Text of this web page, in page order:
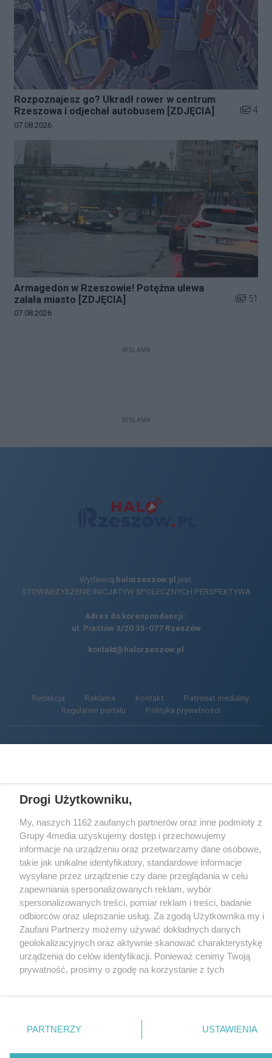
Rozpoznajesz go? Ukradł rower w centrum
Rzeszowa i odjechał autobusem [ZDJĘCIA]
Liczba
4
Data dodania galerii:
07.08.2026
Armagedon w Rzeszowie! Potężna ulewa
zalała miasto [ZDJĘCIA]
Liczba
51
Data dodania galerii:
07.08.2026
REKLAMA
REKLAMA
Wydawcą halorzeszow.pl jest:
STOWARZYSZENIE INICJATYW SPOŁECZNYCH PERSPEKTYWA
Adres do korespondencji:
ul. Piastów 3/20 35-077 Rzeszów
kontakt@halorzeszow.pl
Redakcja Reklama Kontakt
Patronat medialny
Regulamin portalu
Polityka prywatności
CMS portalu przygotowany przez
Loaded
22.67%
Drogi Użytkowniku,
My, naszych 1162 zaufanych partnerów oraz inne podmioty z
Grupy 4media uzyskujemy dostęp i przechowujemy
informacje na urządzeniu oraz przetwarzamy dane osobowe,
takie jak unikalne identyfikatory, standardowe informacje
wysyłane przez urządzenie czy dane przeglądania w celu
zapewniania spersonalizowanych reklam, wybór
spersonalizowanych treści, pomiar reklam i treści, badanie
odbiorców oraz ulepszanie usług. Za zgodą Użytkownika my i
Zaufani Partnerzy możemy używać dokładnych danych
geolokalizacyjnych oraz aktywnie skanować charakterystykę
urządzenia do celów identyfikacji. Ponieważ cenimy Twoją
prywatność, prosimy o zgodę na korzystanie z tych
. Niektóre rodzaje przetwarzania
PARTNERZY USTAWIENIA